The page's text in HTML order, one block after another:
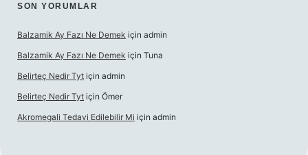
SON YORUMLAR
Balzamik Ay Fazı Ne Demek için admin
Balzamik Ay Fazı Ne Demek için Tuna
Belirteç Nedir Tyt için admin
Belirteç Nedir Tyt için Ömer
Akromegali Tedavi Edilebilir Mi için admin